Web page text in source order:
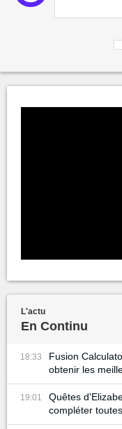
L'actu
En Continu
18:33
Fusion
obtenir les
19:01
Quêtes
compléter